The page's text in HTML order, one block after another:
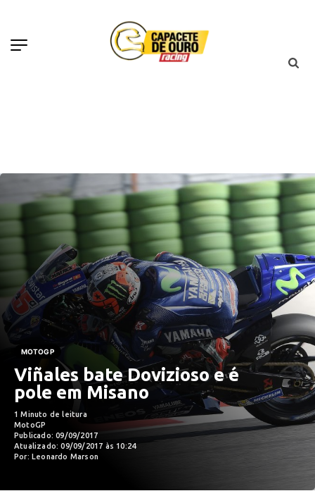
MOTOGP
Viñales bate Dovizioso e é
pole em Misano
1 Minuto de leitura
MotoGP
Publicado: 09/09/2017
Atualizado: 09/09/2017 às 10:24
Por: Leonardo Marson